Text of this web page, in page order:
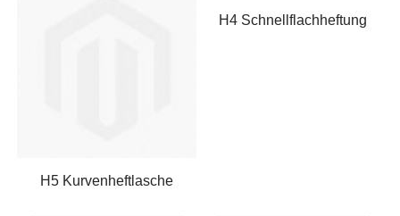
H5 Kurvenheftlasche
H4 Schnellflachheftung